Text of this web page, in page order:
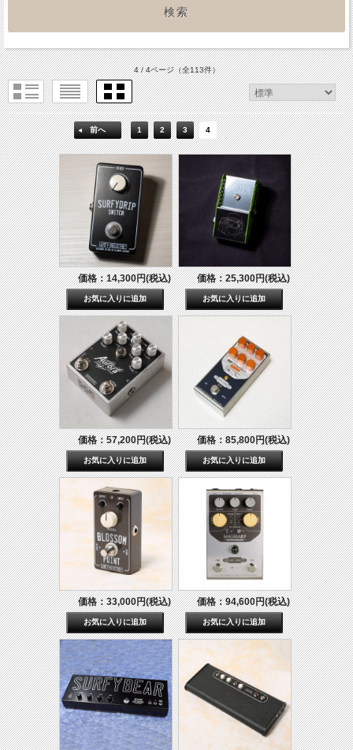
4 / 4ページ（全113件）
前へ 1 2 3 4
価格：14,300円(税込) 価格：25,300円(税込)
価格：57,200円(税込) 価格：85,800円(税込)
価格：33,000円(税込) 価格：94,600円(税込)